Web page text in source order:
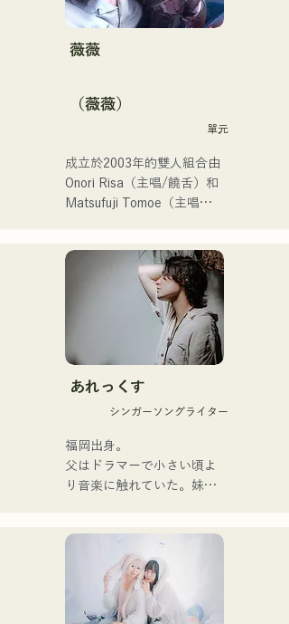
年第106屆全日本高中棒球
錦標賽的主題曲，成為一支
值得關注的組合。
薇薇
（薇薇）
單元
成立於2003年的雙人組合由
Onori Risa（主唱/饒舌）和
Matsufuji Tomoe（主唱）
嗓音，傳遞著直白而有力的
信息，輕輕觸動著聽眾的心
她們於2025年1月23日發行
首支單曲《Zatsuni
Tamede》，正式出道。
原聲、伴奏和樂隊編曲。
她們的錄音和現場演出得到
meow樂團的Taisei（鼓
手）、the perfect me樂團
的Yuya Suehiro（吉他）以
及xanadoo樂團的S0.
（Banus）的支持。
あれっくす
シンガーソングライター
福岡出身。
父はドラマーで小さい頃よ
り音楽に触れていた。妹
家族で音楽を楽しむミュー
ジックファミリー。
10代後半にアメリカへ4年
半留学。